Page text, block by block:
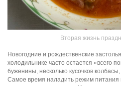
Вторая жизнь
Новогодние и рождественские
холодильнике часто остается «всего
буженины, несколько кусочков
Самое время наладить режим питания